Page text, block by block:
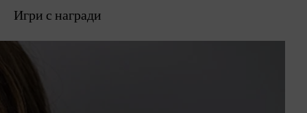
Игри с награди